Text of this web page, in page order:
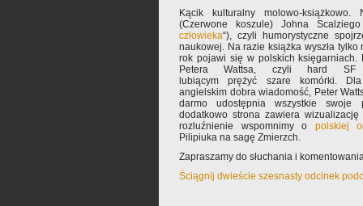
Kącik kulturalny molowo-
(Czerwone koszule) Johna
człowieka“), czyli humorystyczne
naukowej. Na razie książka wyszła
rok pojawi się w polskich księgarniach.
Petera Wattsa, czyli hard SF
lubiącym prężyć szare komórki.
angielskim dobra wiadomość, Peter
darmo udostępnia wszystkie swoje
dodatkowo strona zawiera
rozluźnienie wspomnimy o polskiej
Pilipiuka na sagę Zmierzch.
Zapraszamy do słuchania i
Ściągnij dwieście szesnasty odcinek